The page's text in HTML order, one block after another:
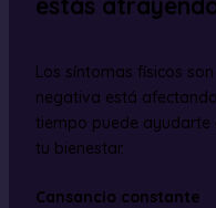
Los síntomas físicos
negativa está
tiempo puede
tu bienestar.
Cansancio constante